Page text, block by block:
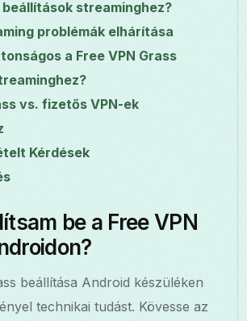
beállítások streaminghez?
problémák elhárítása
a Free VPN Grass
vs. fizetős VPN-ek
Kérdések
be a Free VPN
beállítása Android készüléken
technikai tudást. Kövesse az